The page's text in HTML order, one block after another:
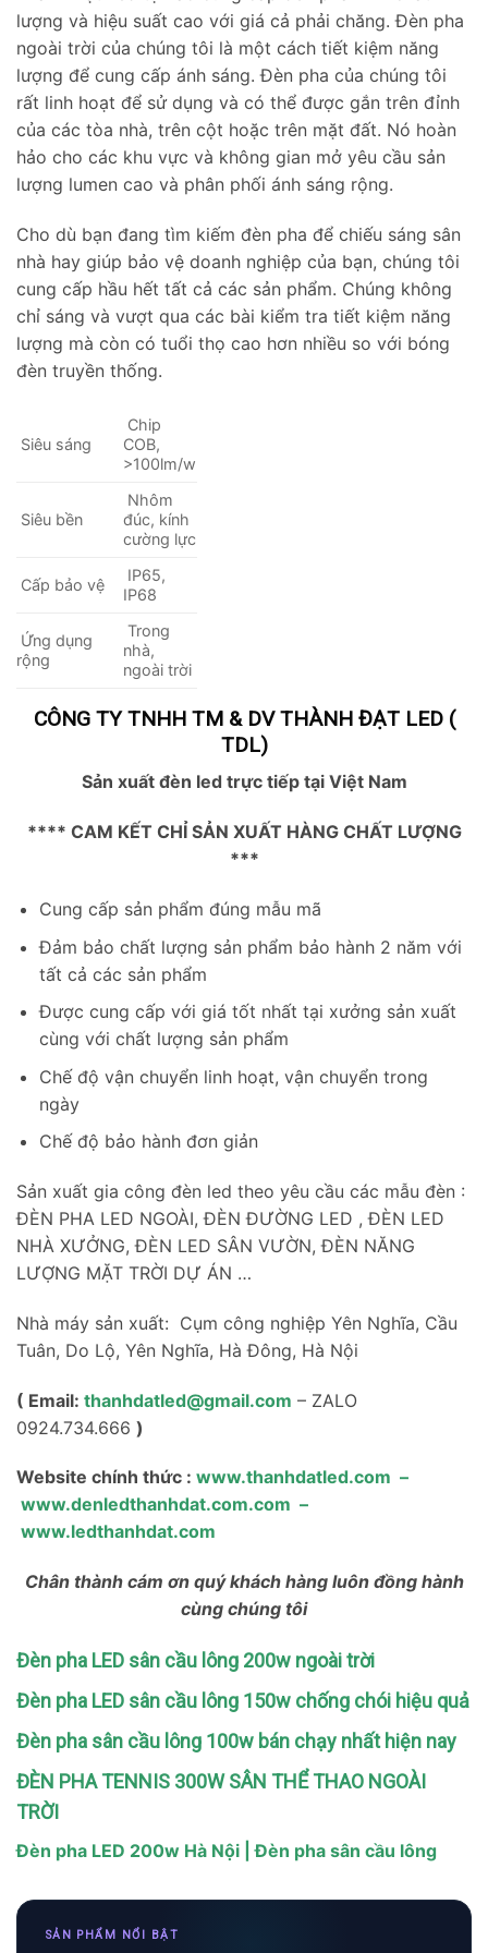
lượng và hiệu suất cao với giá cả phải chăng. Đèn pha
ngoài trời của chúng tôi là một cách tiết kiệm năng
lượng để cung cấp ánh sáng. Đèn pha của chúng tôi
rất linh hoạt để sử dụng và có thể được gắn trên đỉnh
của các tòa nhà, trên cột hoặc trên mặt đất. Nó hoàn
hảo cho các khu vực và không gian mở yêu cầu sản
lượng lumen cao và phân phối ánh sáng rộng.
Cho dù bạn đang tìm kiếm đèn pha để chiếu sáng sân
nhà hay giúp bảo vệ doanh nghiệp của bạn, chúng tôi
cung cấp hầu hết tất cả các sản phẩm. Chúng không
chỉ sáng và vượt qua các bài kiểm tra tiết kiệm năng
lượng mà còn có tuổi thọ cao hơn nhiều so với bóng
đèn truyền thống.
Siêu sáng
Chip
COB,
>100lm/w
Siêu bền
Nhôm
đúc, kính
cường lực
Cấp bảo vệ
IP65,
IP68
Ứng dụng
rộng
Trong
nhà,
ngoài trời
CÔNG TY TNHH TM & DV THÀNH ĐẠT LED (
TDL)
Sản xuất đèn led trực tiếp tại Việt Nam
**** CAM KẾT CHỈ SẢN XUẤT HÀNG CHẤT LƯỢNG
***
Cung cấp sản phẩm đúng mẫu mã
Đảm bảo chất lượng sản phẩm bảo hành 2 năm với
tất cả các sản phẩm
Được cung cấp với giá tốt nhất tại xưởng sản xuất
cùng với chất lượng sản phẩm
Chế độ vận chuyển linh hoạt, vận chuyển trong
ngày
Chế độ bảo hành đơn giản
Sản xuất gia công đèn led theo yêu cầu các mẫu đèn :
ĐÈN PHA LED NGOÀI, ĐÈN ĐƯỜNG LED , ĐÈN LED
NHÀ XƯỞNG, ĐÈN LED SÂN VƯỜN, ĐÈN NĂNG
LƯỢNG MẶT TRỜI DỰ ÁN …
Nhà máy sản xuất: Cụm công nghiệp Yên Nghĩa, Cầu
Tuân, Do Lộ, Yên Nghĩa, Hà Đông, Hà Nội
( Email: thanhdatled@gmail.com – ZALO
0924.734.666 )
Website chính thức : www.thanhdatled.com –
www.denledthanhdat.com.com –
www.ledthanhdat.com
Chân thành cám ơn quý khách hàng luôn đồng hành
cùng chúng tôi
Đèn pha LED sân cầu lông 200w ngoài trời
Đèn pha LED sân cầu lông 150w chống chói hiệu quả
Đèn pha sân cầu lông 100w bán chạy nhất hiện nay
ĐÈN PHA TENNIS 300W SÂN THỂ THAO NGOÀI
TRỜI
Đèn pha LED 200w Hà Nội | Đèn pha sân cầu lông
SẢN PHẨM NỔI BẬT